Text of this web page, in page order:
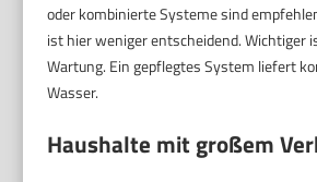
oder kombinierte Systeme sind
ist hier weniger entscheidend. Wichtiger
Wartung. Ein gepflegtes System liefert
Wasser.
Haushalte mit großem